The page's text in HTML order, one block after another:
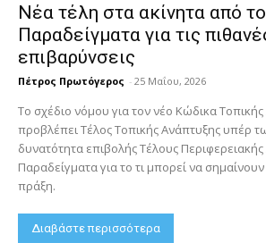
Νέα τέλη στα ακίνητα από
Παραδείγματα για τις
επιβαρύνσεις
Πέτρος Πρωτόγερος - 25 Μαΐου, 2026
Το σχέδιο νόμου για τον νέο Κώδικα
προβλέπει Τέλος Τοπικής Ανάπτυξης υπέρ
δυνατότητα επιβολής Τέλους
Παραδείγματα για το τι μπορεί να
πράξη.
Διαβάστε περισσότερα